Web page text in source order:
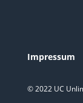
Impressum
© 2022 UC